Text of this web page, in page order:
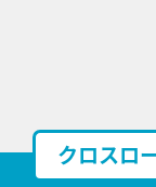
クロスロ